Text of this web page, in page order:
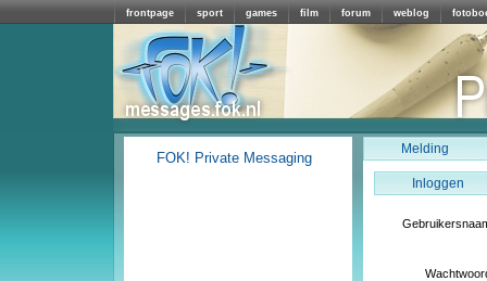
frontpage sport games film forum weblog
Melding
Inloggen
FOK! Private Messaging